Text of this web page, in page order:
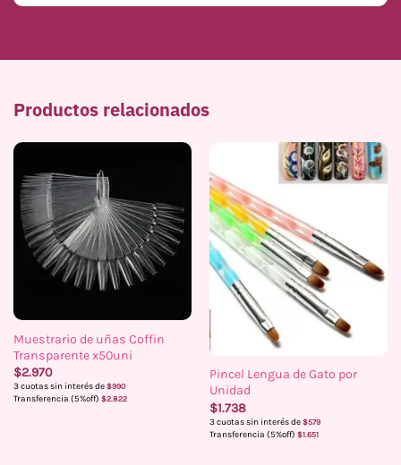
Productos relacionados
Muestrario de uñas Coffin
Transparente x50uni
$2.970
3 cuotas sin interés de $990
Transferencia (5%off) $2.822
Pincel Lengua de Gato por
Unidad
$1.738
3 cuotas sin interés de $579
Transferencia (5%off) $1.651